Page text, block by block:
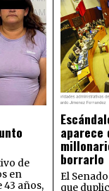
de
en
43 años,
aparece
borrarlo
El
que